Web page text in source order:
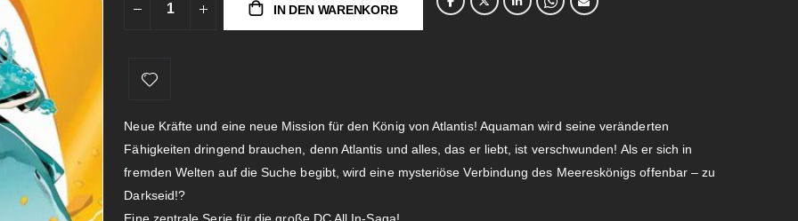
IN DEN WARENKORB
Neue Kräfte und eine neue Mission für den König von Atlantis! Aquaman wird seine veränderten
Fähigkeiten dringend brauchen, denn Atlantis und alles, das er liebt, ist verschwunden! Als er sich in
fremden Welten auf die Suche begibt, wird eine mysteriöse Verbindung des Meereskönigs offenbar – zu
Darkseid!?